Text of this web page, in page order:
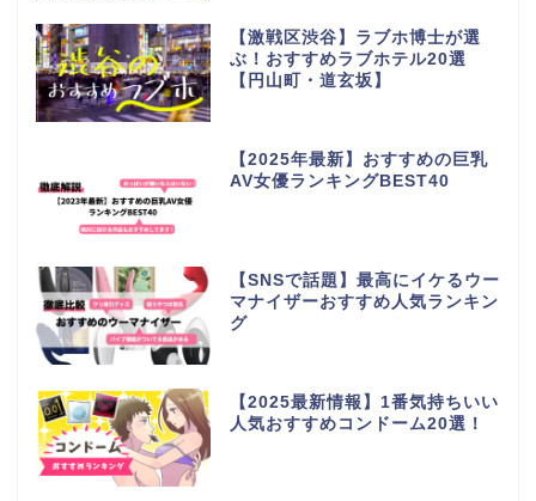
【激戦区渋谷】ラブホ博士が選
ぶ！おすすめラブホテル20選
【円山町・道玄坂】
【2025年最新】おすすめの巨乳
AV女優ランキングBEST40
【SNSで話題】最高にイケるウー
マナイザーおすすめ人気ランキン
グ
【2025最新情報】1番気持ちいい
人気おすすめコンドーム20選！